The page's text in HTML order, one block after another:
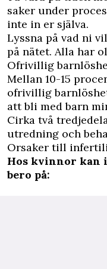
saker under
inte in er själva.
Lyssna på vad ni
på nätet. Alla har
Ofrivillig
Mellan 10-15
ofrivillig
att bli med barn
Cirka två
utredning och
Orsaker till
Hos kvinnor
bero på: